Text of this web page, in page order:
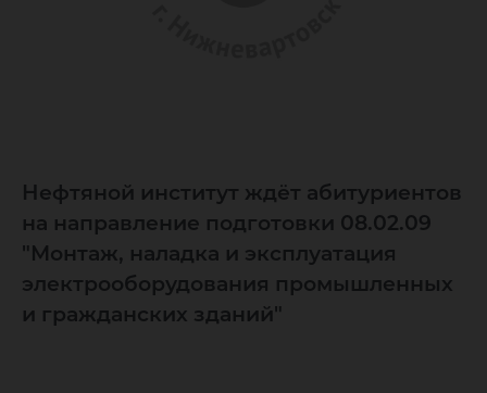
Нефтяной институт ждёт абитуриентов
на направление подготовки 08.02.09
"Монтаж, наладка и эксплуатация
электрооборудования промышленных
и гражданских зданий"